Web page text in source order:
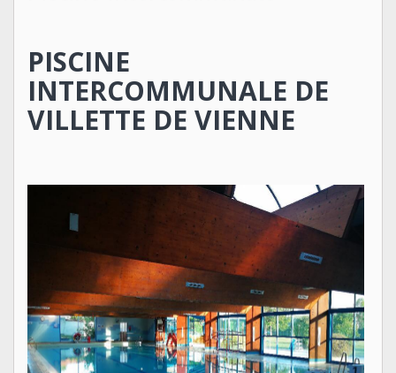
PISCINE
INTERCOMMUNALE DE
VILLETTE DE VIENNE